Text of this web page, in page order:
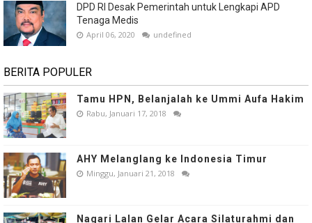
DPD RI Desak Pemerintah untuk Lengkapi APD
Tenaga Medis
April 06, 2020 undefined
BERITA POPULER
Tamu HPN, Belanjalah ke Ummi Aufa Hakim
Rabu, Januari 17, 2018
AHY Melanglang ke Indonesia Timur
Minggu, Januari 21, 2018
Nagari Lalan Gelar Acara Silaturahmi dan